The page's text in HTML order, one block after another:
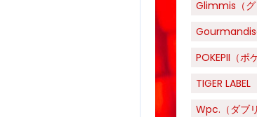
Glimmis（グ
POKEPII（ポ
TIGER
Wpc.（ダブ